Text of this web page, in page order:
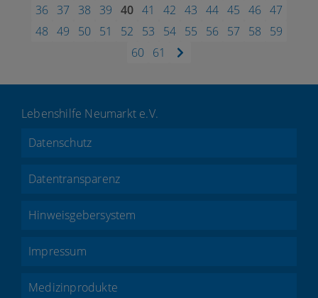
36 37 38 39 40 41 42 43 44 45 46 47
48 49 50 51 52 53 54 55 56 57 58
59
60 61
Lebenshilfe Neumarkt e.V.
Datenschutz
Datentransparenz
Hinweisgebersystem
Impressum
Medizinprodukte